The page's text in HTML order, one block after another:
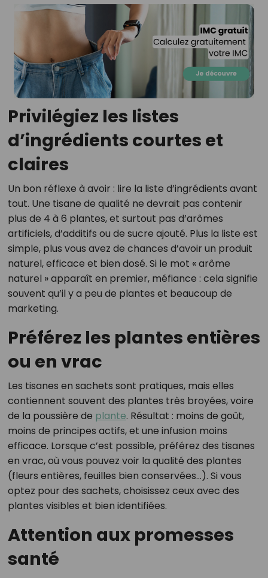
Privilégiez les listes
d’ingrédients courtes et
claires
Un bon réflexe à avoir : lire la liste d’ingrédients avant
tout. Une tisane de qualité ne devrait pas contenir
plus de 4 à 6 plantes, et surtout pas d’arômes
artificiels, d’additifs ou de sucre ajouté. Plus la liste est
simple, plus vous avez de chances d’avoir un produit
naturel, efficace et bien dosé. Si le mot « arôme
naturel » apparaît en premier, méfiance : cela signifie
souvent qu’il y a peu de plantes et beaucoup de
marketing.
Préférez les plantes entières
ou en vrac
Les tisanes en sachets sont pratiques, mais elles
contiennent souvent des plantes très broyées, voire
de la poussière de plante. Résultat : moins de goût,
moins de principes actifs, et une infusion moins
efficace. Lorsque c’est possible, préférez des tisanes
en vrac, où vous pouvez voir la qualité des plantes
(fleurs entières, feuilles bien conservées…). Si vous
optez pour des sachets, choisissez ceux avec des
plantes visibles et bien identifiées.
Attention aux promesses
santé